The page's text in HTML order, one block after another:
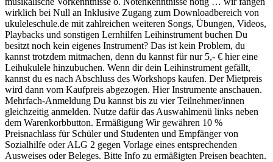
wirklich bei Null an Inklusive Zugang zum Downloadbereich von
ukuleleschule.de mit zahlreichen weiteren Songs, Übungen, Videos,
Playbacks und sonstigen Lernhilfen Leihinstrument buchen Du
besitzt noch kein eigenes Instrument? Das ist kein Problem, du
kannst trotzdem mitmachen, denn du kannst für nur 5,- € hier eine
Leihukulele hinzubuchen. Wenn dir dein Leihinstrument gefällt,
kannst du es nach Abschluss des Workshops kaufen. Der Mietpreis
wird dann vom Kaufpreis abgezogen. Hier Instrumente anschauen.
Mehrfach-Anmeldung Du kannst bis zu vier Teilnehmer/innen
gleichzeitig anmelden. Nutze dafür das Auswahlmenü links neben
dem Warenkorbbutton. Ermäßigung Wir gewähren 10 %
Preisnachlass für Schüler und Studenten und Empfänger von
Sozialhilfe oder ALG 2 gegen Vorlage eines entsprechenden
Ausweises oder Beleges. Bitte Info zu ermäßigten Preisen beachten.